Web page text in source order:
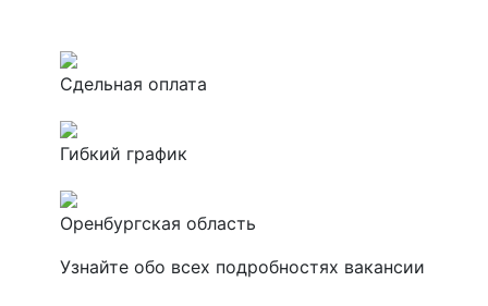
Сдельная оплата
Гибкий график
Оренбургская область
Узнайте обо всех подробностях вакансии